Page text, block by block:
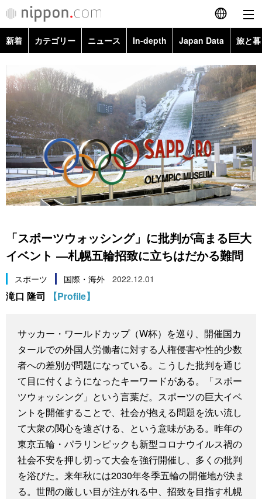
English
简体字
繁體字
Français
Español
العربية
カテゴリー
政治・外交
経済・ビジネス
社会
文化
暮らし
スポーツ・東京2020
ニュース
トップ
In-depth
旅と暮らし
動画/Live
Cinema
Topics
Images
People
東京
新着 カテゴリー ニュース In-depth Japan Data 旅と
政治・外交
経済・ビジネス
国際・海外
社会
文化
暮らし
スポーツ・東京2020
Topics
Images
People
東京
お知らせ
「スポーツウォッシング」に批判が高まる巨大
イベント ―札幌五輪招致に立ちはだかる難問
スポーツ 国際・海外 2022.12.01
滝口 隆司 【Profile】
サッカー・ワールドカップ（W杯）を巡り、開催国カ
タールでの外国人労働者に対する人権侵害や性的少数
者への差別が問題になっている。こうした批判を通じ
て目に付くようになったキーワードがある。「スポー
ツウォッシング」という言葉だ。スポーツの巨大イベ
ントを開催することで、社会が抱える問題を洗い流し
て大衆の関心を遠ざける、という意味がある。昨年の
東京五輪・パラリンピックも新型コロナウイルス禍の
社会不安を押し切って大会を強行開催し、多くの批判
を浴びた。来年秋には2030年冬季五輪の開催地が決ま
る。世間の厳しい目が注がれる中、招致を目指す札幌